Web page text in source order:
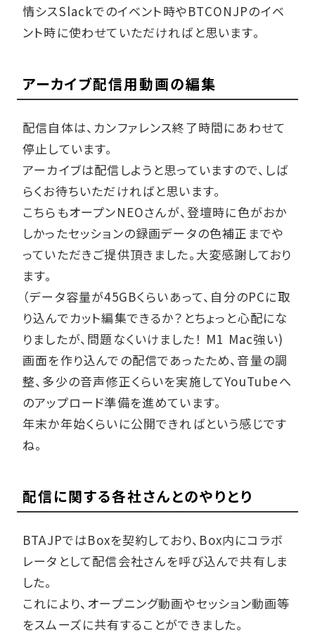
情シスSlackでのイベント時やBTCONJPのイベ
ント時に使わせていただければと思います。
アーカイブ配信用動画の編集
配信自体は、カンファレンス終了時間にあわせて
停止しています。
アーカイブは配信しようと思っていますので、しば
らくお待ちいただければと思います。
こちらもオープンNEOさんが、登壇時に色がおか
しかったセッションの録画データの色補正までや
っていただきご提供頂きました。大変感謝しており
ます。
（データ容量が45GBくらいあって、自分のPCに取
り込んでカット編集できるか？とちょっと心配にな
りましたが、問題なくいけました！ M1 Mac強い)
画面を作り込んでの配信であったため、音量の調
整、多少の音声修正くらいを実施してYouTubeへ
のアップロード準備を進めています。
年末か年始くらいに公開できればという感じです
ね。
配信に関する各社さんとのやりとり
BTAJPではBoxを契約しており、Box内にコラボ
レータとして配信会社さんを呼び込んで共有しま
した。
これにより、オープニング動画やセッション動画等
をスムーズに共有することができました。